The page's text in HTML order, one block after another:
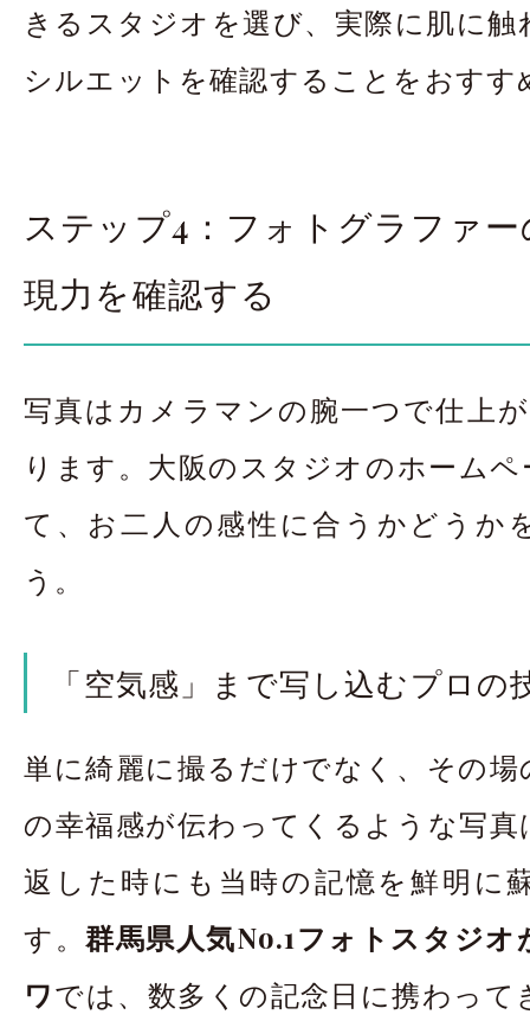
きるスタジオを選び、実際に肌に
シルエットを確認することをおすす
ステップ4：フォトグラファ
現力を確認する
写真はカメラマンの腕一つで仕上
ります。大阪のスタジオのホームペ
て、お二人の感性に合うかどうか
う。
「空気感」まで写し込むプロの
単に綺麗に撮るだけでなく、その場
の幸福感が伝わってくるような写真
返した時にも当時の記憶を鮮明に
す。群馬県人気No.1フォトスタジ
ワでは、数多くの記念日に携わって